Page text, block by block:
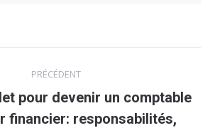
PRÉCÉDENT
Article
pour devenir un comptable
financier: responsabilités,